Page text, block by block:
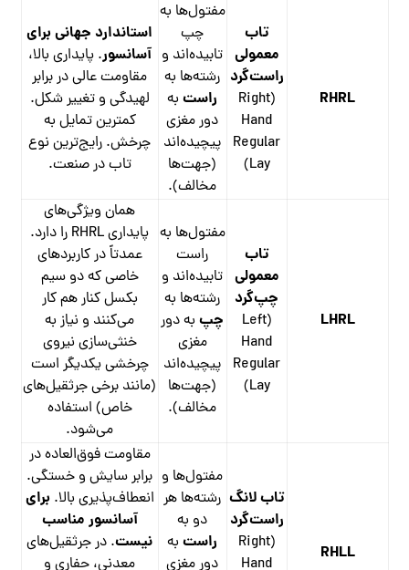
RHRL
تاب
معمولی
راست‌گرد
(Right
Hand
Regular
Lay)
مفتول‌ها به
چپ
تابیده‌اند و
رشته‌ها به
راستبه
دور مغزی
پیچیده‌اند
(جهت‌ها
مخالف).
استاندارد جهانی برای
آسانسور. پایداری بالا،
مقاومت عالی در برابر
لهیدگی و تغییر شکل.
کمترین تمایل به
چرخش. رایج‌ترین نوع
تاب در صنعت.
LHRL
تاب
معمولی
چپ‌گرد
(Left
Hand
Regular
Lay)
مفتول‌ها به
راست
تابیده‌اند و
رشته‌ها به
چپبه دور
مغزی
پیچیده‌اند
(جهت‌ها
مخالف).
همان ویژگی‌های
پایداری RHRL را دارد.
عمدتاً در کاربردهای
خاصی که دو سیم
بکسل کنار هم کار
می‌کنند و نیاز به
خنثی‌سازی نیروی
چرخشی یکدیگر است
(مانند برخی جرثقیل‌های
خاص) استفاده
می‌شود.
RHLL
تاب لانگ
راست‌گرد
(Right
Hand
مفتول‌ها و
رشته‌ها هر
دو به
راستبه
دور مغزی
مقاومت فوق‌العاده در
برابر سایش و خستگی.
انعطاف‌پذیری بالا.برای
آسانسور مناسب
نیست. در جرثقیل‌های
معدنی، حفاری و